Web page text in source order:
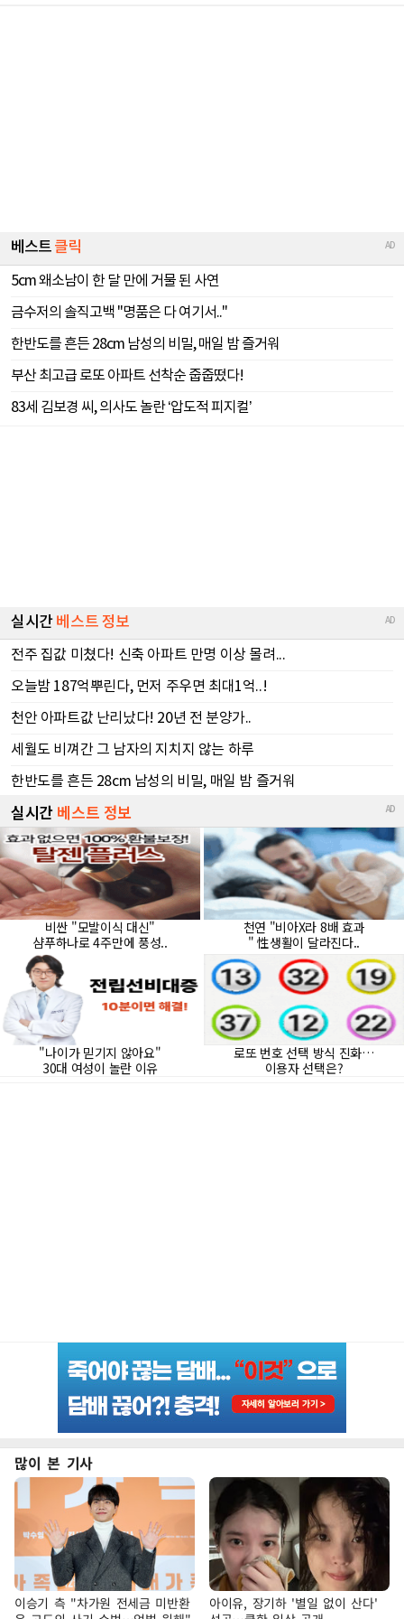
많이 본 기사
이승기 측 "차가원 전세금 미반환
아이유, 장기하 '별일 없이 산다'